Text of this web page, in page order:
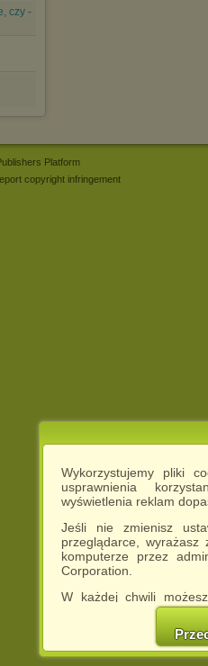
Wykorzystujemy pliki
usprawnienia
wyświetlenia reklam
Jeśli nie zmienisz
przeglądarce,
komputerze przez
Corporation.
W każdej chwili
cookies w swojej
w naszej
http://chomikuj.pl/
czy -
Platform
copyright infringement